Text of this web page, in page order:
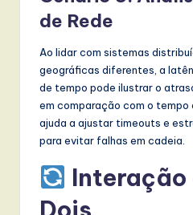
de Rede
Ao lidar com sistemas
geográficas diferentes, a
de tempo pode ilustrar o
em comparação com o tempo
ajuda a ajustar timeouts e
para evitar falhas em cadeia.
Interação